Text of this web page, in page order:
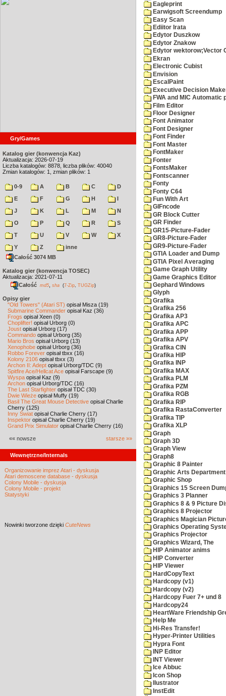
Gry/Games
Katalog gier (konwencja Kaz)
Aktualizacja: 2026-07-19
Liczba katalogów: 8878, liczba plików: 40040
Zmian katalogów: 1, zmian plików: 1
0-9 A B C
D
E
F G H
I
J
K L M
N
O
P Q R
S
T
U V W
X
Y
Z
inne
Całość 3074 MB
Katalog gier (konwencja TOSEC)
Aktualizacja: 2021-07-11
Całość md5 sha (7-Zip TUGZip)
Opisy gier
"Old Towers" (Atari ST) opisał Misza (19)
Submarine Commander opisał Kaz (36)
Frogs opisał Xeen (0)
Choplifter! opisał Urborg (0)
Joust opisał Urborg (17)
Commando opisał Urborg (35)
Mario Bros opisał Urborg (13)
Xenophobe opisał Urborg (36)
Robbo Forever opisał tbxx (16)
Kolony 2106 opisał tbxx (3)
Archon II: Adept opisał Urborg/TDC (9)
Spitfire Ace/Hellcat Ace opisał Farscape (9)
Wyspa opisał Kaz (9)
Archon opisał Urborg/TDC (16)
The Last Starfighter opisał TDC (30)
Dwie Wieże opisał Muffy (19)
Basil The Great Mouse Detective opisał Charlie
Cherry (125)
Inny Świat opisał Charlie Cherry (17)
Inspektor opisał Charlie Cherry (19)
Grand Prix Simulator opisał Charlie Cherry (16)
«« nowsze starsze »»
Wewnętrzne/Internals
Organizowanie imprez Atari - dyskusja
Atari demoscene database - dyskusja
Colony Mobile - dyskusja
Colony Mobile - projekt
Statystyki
Nowinki tworzone dzięki CuteNews
Eagleprint
Earwigsoft Screendump
Easy Scan
Ediitor Irata
Edytor Duszkow
Edytor Znakow
Edytor wektorow;Vector
Ekran
Electronic Cubist
Envision
EscalPaint
Executive Decision
FWA and MIC
Film Editor
Floor Designer
Font Animator
Font Designer
Font Finder
Font Master
FontMaker
Fonter
FontsMaker
Fontscanner
Fonty
Fonty C64
Fun With Art
GIFncode
GR Block Cutter
GR Finder
GR15-Picture-Fader
GR8-Picture-Fader
GR9-Picture-Fader
GTIA Loader and Dump
GTIA Pixel Averaging
Game Graph Utility
Game Graphics Editor
Gephard Windows
Glyph
Grafika
Grafika 256
Grafika AP3
Grafika APC
Grafika APP
Grafika APV
Grafika CIN
Grafika HIP
Grafika INP
Grafika MAX
Grafika PLM
Grafika PZM
Grafika RGB
Grafika RIP
Grafika RastaConverter
Grafika TIP
Grafika XLP
Graph
Graph 3D
Graph View
Graph8
Graphic 8 Painter
Graphic Arts Department
Graphic Shop
Graphics 15 Screen
Graphics 3 Planner
Graphics 8 & 9 Picture
Graphics 8 Projector
Graphics Magician
Graphics Operating
Graphics Projector
Graphics Wizard, The
HIP Animator anims
HIP Converter
HIP Viewer
HardCopyText
Hardcopy (v1)
Hardcopy (v2)
Hardcopy Fuer 7+ und 8
Hardcopy24
HeartWare Friendship
Help Me
Hi-Res Transfer!
Hyper-Printer Utilities
Hypra Font
INP Editor
INT Viewer
Ice Abbuc
Icon Shop
Ilustrator
InstEdit